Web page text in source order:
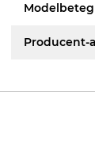
Producent-